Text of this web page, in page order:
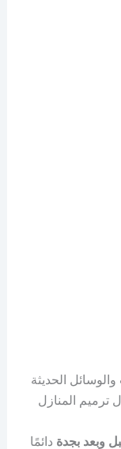
الحديثة
ترميم المنازل
وبعد بجدة دائمًا